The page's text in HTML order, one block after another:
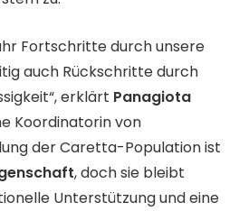
Fortschritte durch unsere
auch Rückschritte durch
erklärt Panagiota
Koordinatorin von
der Caretta-Population ist
, doch sie bleibt
Unterstützung und eine